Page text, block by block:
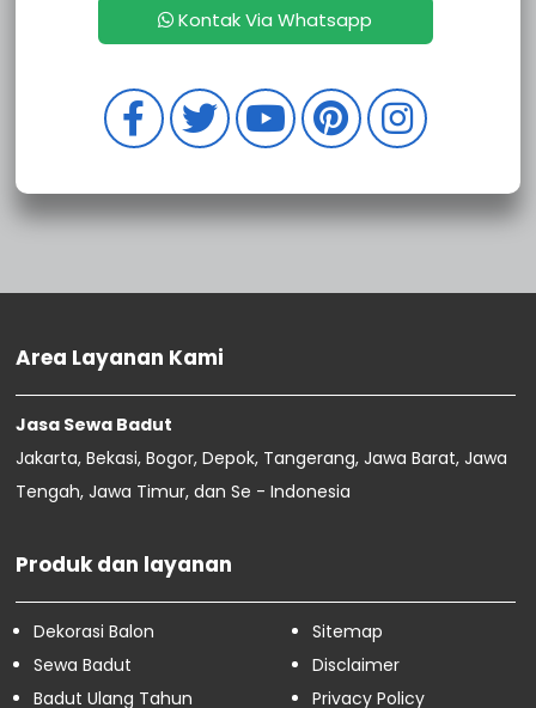
Kontak Via Whatsapp
Area Layanan Kami
Jasa Sewa Badut
Jakarta, Bekasi, Bogor, Depok, Tangerang, Jawa Barat, Jawa
Tengah, Jawa Timur, dan Se - Indonesia
Produk dan layanan
Dekorasi Balon
Sewa Badut
Badut Ulang Tahun
Sitemap
Disclaimer
Privacy Policy